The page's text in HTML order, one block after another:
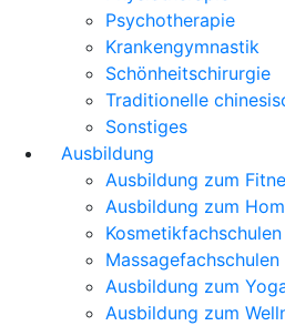
Psychotherapie
Krankengymnastik
Schönheitschirurgie
Traditionelle
Sonstiges
Ausbildung
Ausbildung zum
Ausbildung zum
Kosmetikfachschulen
Massagefachschulen
Ausbildung zum
Ausbildung zum